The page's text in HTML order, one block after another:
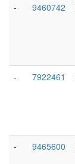
-
9460742
-
7922461
-
9465600